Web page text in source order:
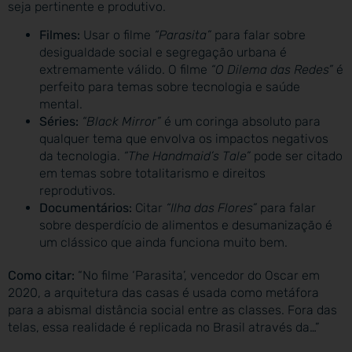
seja pertinente e produtivo.
Filmes: Usar o filme “Parasita” para falar sobre
desigualdade social e segregação urbana é
extremamente válido. O filme “O Dilema das Redes” é
perfeito para temas sobre tecnologia e saúde
mental.
Séries: “Black Mirror” é um coringa absoluto para
qualquer tema que envolva os impactos negativos
da tecnologia. “The Handmaid’s Tale” pode ser citado
em temas sobre totalitarismo e direitos
reprodutivos.
Documentários: Citar “Ilha das Flores” para falar
sobre desperdício de alimentos e desumanização é
um clássico que ainda funciona muito bem.
Como citar: “No filme ‘Parasita’, vencedor do Oscar em
2020, a arquitetura das casas é usada como metáfora
para a abismal distância social entre as classes. Fora das
telas, essa realidade é replicada no Brasil através da…”